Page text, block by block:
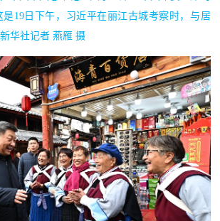
19日下午，习近平在丽江古城考察时，与居
华社记者 燕雁 摄